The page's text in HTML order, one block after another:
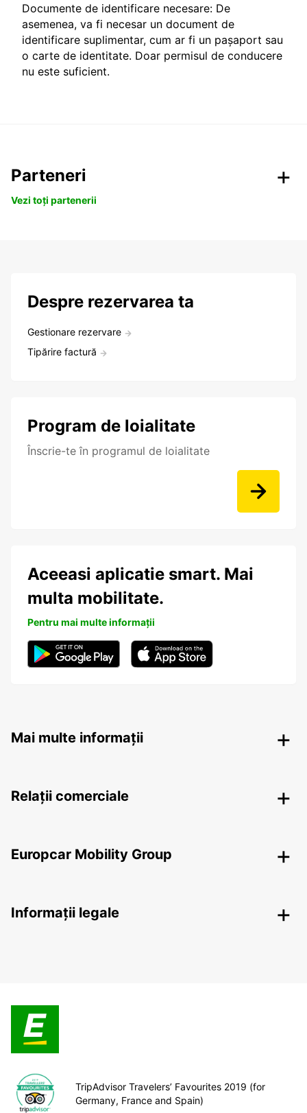
Documente de identificare necesare: De
asemenea, va fi necesar un document de
identificare suplimentar, cum ar fi un pașaport sau
o carte de identitate. Doar permisul de conducere
nu este suficient.
Parteneri
Vezi toți partenerii
Despre rezervarea ta
Gestionare rezervare
Tipărire factură
Program de loialitate
Înscrie-te în programul de loialitate
Aceeasi aplicatie smart. Mai
multa mobilitate.
Pentru mai multe informații
Mai multe informații
Relații comerciale
Europcar Mobility Group
Informații legale
TripAdvisor Travelers’ Favourites 2019 (for
Germany, France and Spain)